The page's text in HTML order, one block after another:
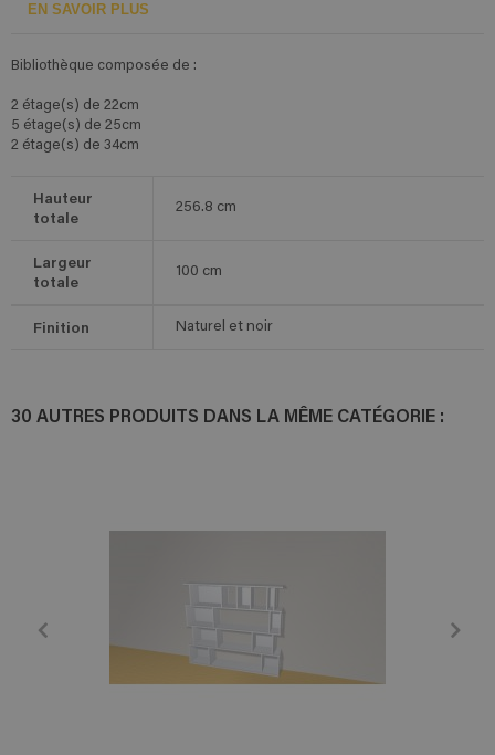
EN SAVOIR PLUS
Bibliothèque composée de :
2 étage(s) de 22cm
5 étage(s) de 25cm
2 étage(s) de 34cm
Hauteur
totale
256.8 cm
Largeur
totale
100 cm
Finition Naturel et noir
30 AUTRES PRODUITS DANS LA MÊME CATÉGORIE :